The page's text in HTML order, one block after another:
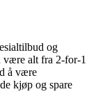
og
være alt fra 2-for-1
å være
kjøp og spare